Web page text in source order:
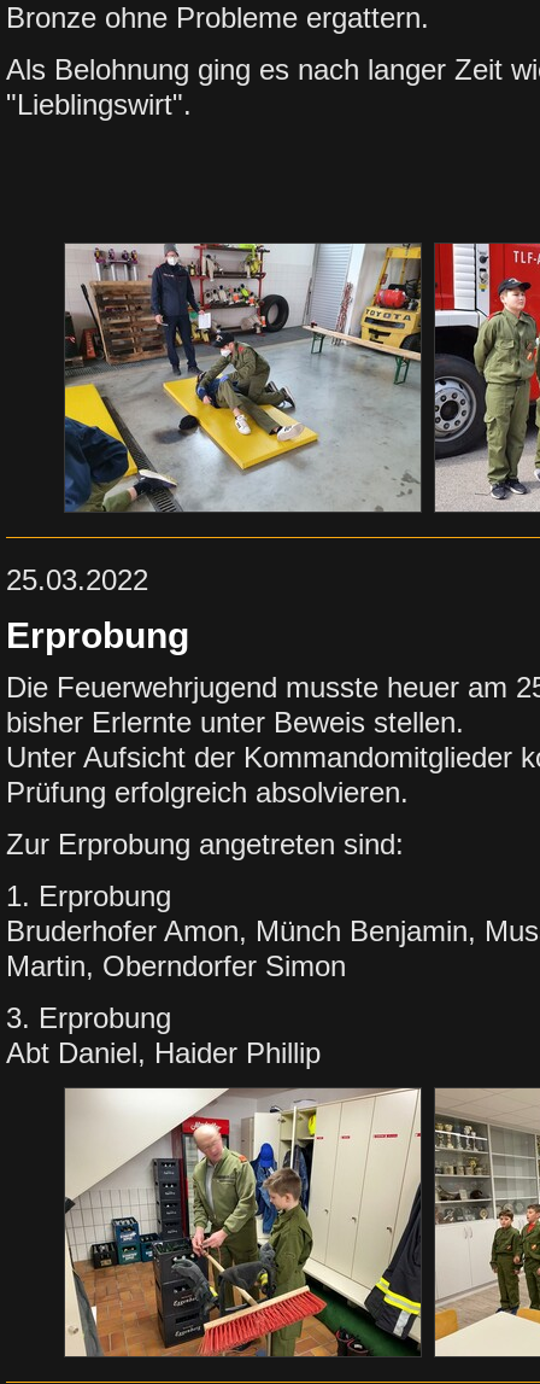
Bronze ohne Probleme ergattern.
Als Belohnung ging es nach langer Zeit
"Lieblingswirt".
25.03.2022
Erprobung
Die Feuerwehrjugend musste heuer am
bisher Erlernte unter Beweis stellen.
Unter Aufsicht der Kommandomitglieder
Prüfung erfolgreich absolvieren.
Zur Erprobung angetreten sind:
1. Erprobung
Bruderhofer Amon, Münch Benjamin,
Martin, Oberndorfer Simon
3. Erprobung
Abt Daniel, Haider Phillip